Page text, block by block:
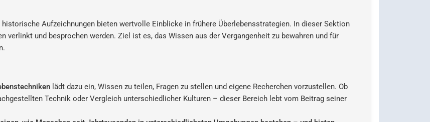
Aufzeichnungen bieten wertvolle Einblicke in frühere Überlebensstrategien. In dieser Sektion
verlinkt und besprochen werden. Ziel ist es, das Wissen aus der Vergangenheit zu bewahren und für
lädt dazu ein, Wissen zu teilen, Fragen zu stellen und eigene Recherchen vorzustellen. Ob
Technik oder Vergleich unterschiedlicher Kulturen – dieser Bereich lebt vom Beitrag seiner